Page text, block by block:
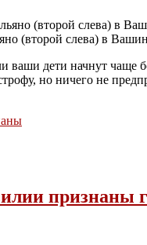
(второй слева) в
ваши дети начнут чаще
но ничего не
признаны